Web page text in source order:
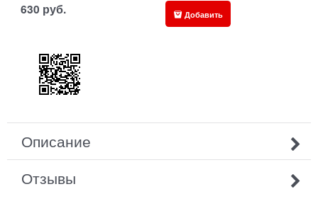
630 руб. Добавить
Описание
Отзывы